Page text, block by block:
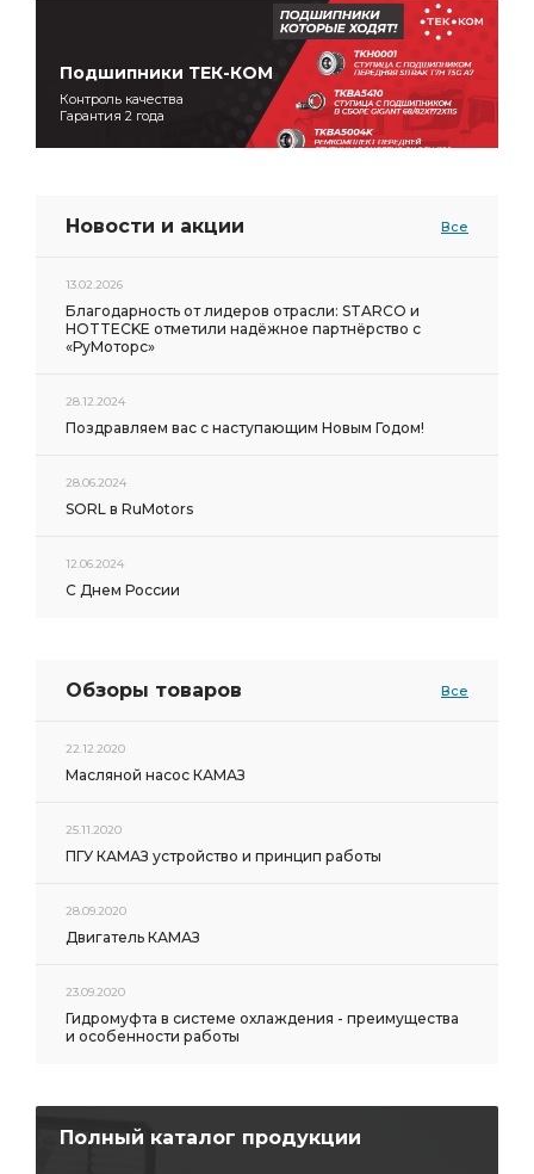
Подшипники ТЕК-КОМ
Контроль качества
Гарантия 2 года
Новости и акции Все
13.02.2026
Благодарность от лидеров отрасли: STARCO и
HOTTECKE отметили надёжное партнёрство с
«РуМоторс»
28.12.2024
Поздравляем вас с наступающим Новым Годом!
28.06.2024
SORL в RuMotors
12.06.2024
С Днем России
Обзоры товаров Все
22.12.2020
Масляной насос КАМАЗ
25.11.2020
ПГУ КАМАЗ устройство и принцип работы
28.09.2020
Двигатель КАМАЗ
23.09.2020
Гидромуфта в системе охлаждения - преимущества
и особенности работы
Полный каталог продукции